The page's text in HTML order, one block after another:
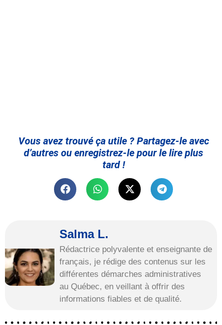
Vous avez trouvé ça utile ? Partagez-le avec
d’autres ou enregistrez-le pour le lire plus
tard !
Salma L.
Rédactrice polyvalente et enseignante de
français, je rédige des contenus sur les
différentes démarches administratives
au Québec, en veillant à offrir des
informations fiables et de qualité.